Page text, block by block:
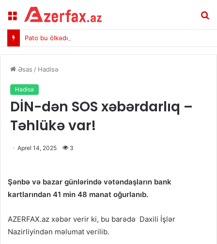
Menu
Pato bu ölkədə klub alır
Əsas / Hadisə
Hadisə
DİN-dən SOS xəbərdarlıq –
Təhlükə var!
Aprel 14, 2025 3
Şənbə və bazar günlərində vətəndaşların bank
kartlarından 41 min 48 manat oğurlanıb.
AZERFAX.az xəbər verir ki, bu barədə Daxili İşlər
Nazirliyindən məlumat verilib.